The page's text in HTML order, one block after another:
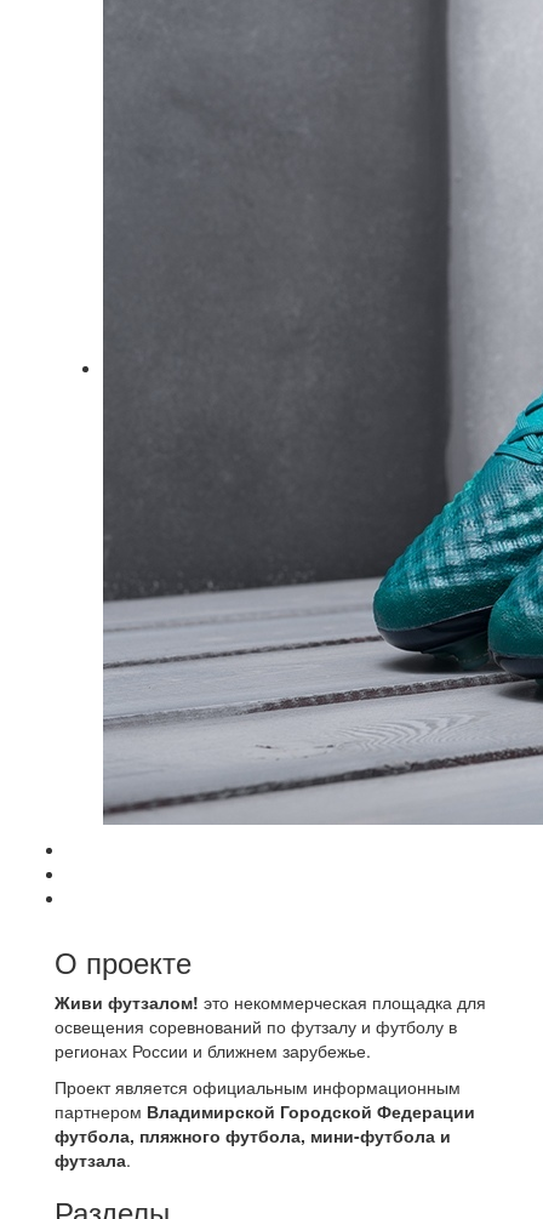
О проекте
Живи футзалом! это некоммерческая площадка для
освещения соревнований по футзалу и футболу в
регионах России и ближнем зарубежье.
Проект является официальным информационным
партнером Владимирской Городской Федерации
футбола, пляжного футбола, мини-футбола и
футзала.